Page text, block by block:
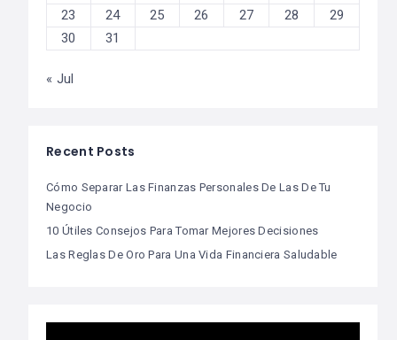
23
24 25 26 27 28
29
30
31
« Jul
Recent Posts
Cómo Separar Las Finanzas Personales De Las De Tu
Negocio
10 Útiles Consejos Para Tomar Mejores Decisiones
Las Reglas De Oro Para Una Vida Financiera Saludable